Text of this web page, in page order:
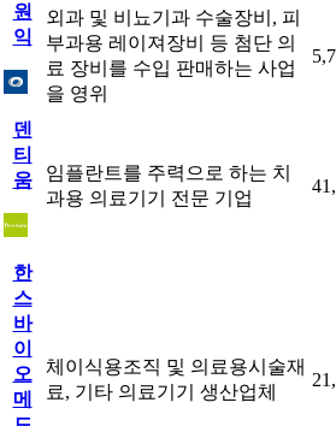
원
익
외과 및 비뇨기과 수술장비, 피
부과용 레이져장비 등 첨단 의
료 장비를 수입 판매하는 사업
을 영위
덴
티
움
임플란트를 주력으로 하는 치
과용 의료기기 전문 기업
한
스
바
이
오
메
체이식용조직 및 의료용시술재
료, 기타 의료기기 생산업체